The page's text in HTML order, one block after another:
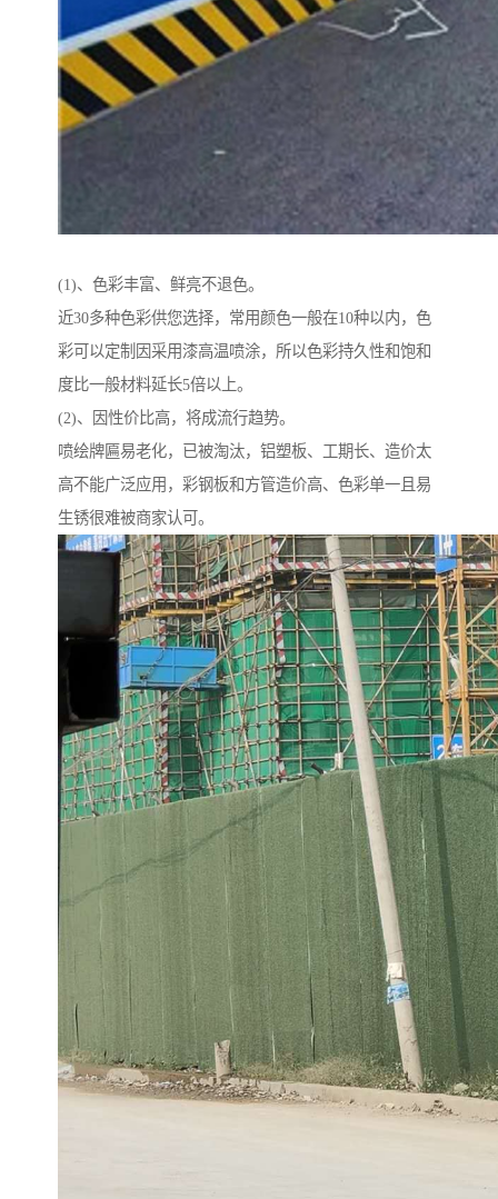
(1)、色彩丰富、鲜亮不退色。
近30多种色彩供您选择，常用颜色一般在10种以内，色
彩可以定制因采用漆高温喷涂，所以色彩持久性和饱和
度比一般材料延长5倍以上。
(2)、因性价比高，将成流行趋势。
喷绘牌匾易老化，已被淘汰，铝塑板、工期长、造价太
高不能广泛应用，彩钢板和方管造价高、色彩单一且易
生锈很难被商家认可。